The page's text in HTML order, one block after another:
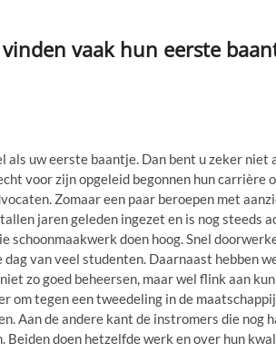
vaak hun eerste
uw eerste baantje. Dan bent u zeker niet
voor zijn opgeleid begonnen hun carrière
Zomaar een paar beroepen met
jaren geleden ingezet en is nog steeds
doen hoog. Snel
van veel studenten. Daarnaast hebben
zo goed beheersen, maar wel flink aan
om tegen een tweedeling in de
Aan de andere kant de instromers die nog
Beiden doen hetzelfde werk en over hun